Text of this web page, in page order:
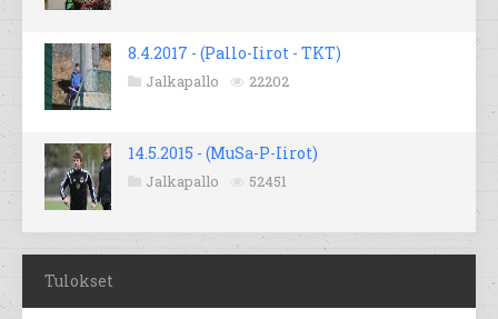
8.4.2017 - (Pallo-Iirot - TKT)
Jalkapallo 22202
14.5.2015 - (MuSa-P-Iirot)
Jalkapallo 52451
Tulokset